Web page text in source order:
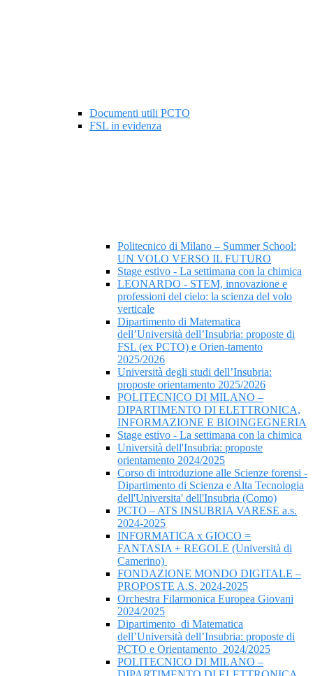
Documenti utili PCTO
FSL in evidenza
Politecnico di Milano – Summer School:
UN VOLO VERSO IL FUTURO
Stage estivo - La settimana con la chimica
LEONARDO - STEM, innovazione e
professioni del cielo: la scienza del volo
verticale
Dipartimento di Matematica
dell’Università dell’Insubria: proposte di
FSL (ex PCTO) e Orien-tamento
2025/2026
Università degli studi dell’Insubria:
proposte orientamento 2025/2026
POLITECNICO DI MILANO –
DIPARTIMENTO DI ELETTRONICA,
INFORMAZIONE E BIOINGEGNERIA
Stage estivo - La settimana con la chimica
Università dell'Insubria: proposte
orientamento 2024/2025
Corso di introduzione alle Scienze forensi -
Dipartimento di Scienza e Alta Tecnologia
dell'Universita' dell'Insubria (Como)
PCTO – ATS INSUBRIA VARESE a.s.
2024-2025
INFORMATICA x GIOCO =
FANTASIA + REGOLE (Università di
Camerino)
FONDAZIONE MONDO DIGITALE –
PROPOSTE A.S. 2024-2025
Orchestra Filarmonica Europea Giovani
2024/2025
Dipartimento di Matematica
dell’Università dell’Insubria: proposte di
PCTO e Orientamento 2024/2025
POLITECNICO DI MILANO –